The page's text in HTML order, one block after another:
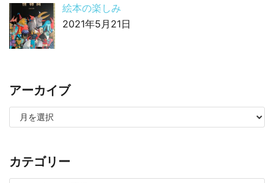
絵本の楽しみ
2021年5月21日
アーカイブ
カテゴリー